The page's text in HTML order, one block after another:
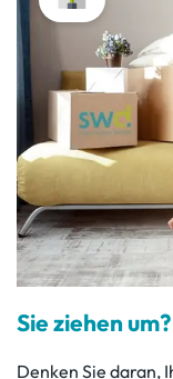
Sie ziehen
Denken Sie daran,